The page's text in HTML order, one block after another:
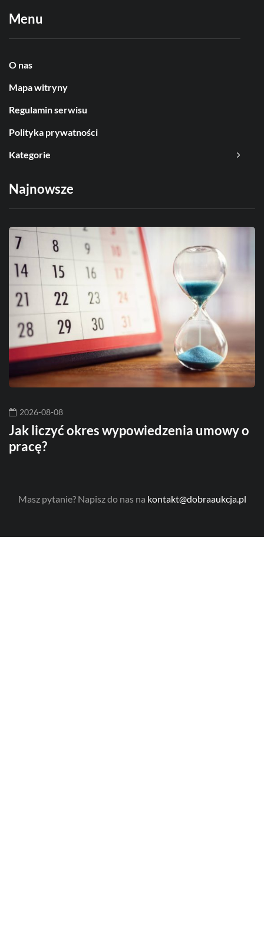
Menu
O nas
Mapa witryny
Regulamin serwisu
Polityka prywatności
Kategorie
Najnowsze
2026-08-08
Jak liczyć okres wypowiedzenia umowy o
pracę?
Masz pytanie? Napisz do nas na kontakt@dobraaukcja.pl